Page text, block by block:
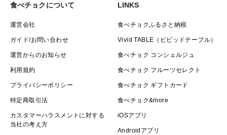
食べチョクについて
運営会社
ガイド/お問い合わせ
運営からのお知らせ
利用規約
プライバシーポリシー
特定商取引法
カスタマーハラスメントに対する
当社の考え方
LINKS
食べチョクふるさと納税
Vivid TABLE（ビビッドテーブル）
食べチョク コンシェルジュ
食べチョク フルーツセレクト
食べチョク ギフトカード
食べチョク&more
iOSアプリ
Androidアプリ